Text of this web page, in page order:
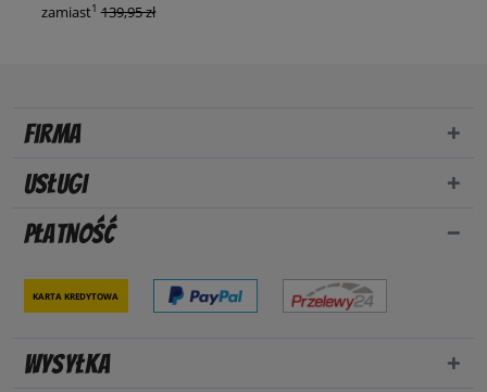
zamiast1 139,95 zł
Firma
Usługi
Płatność
Karta kredytowa
Wysyłka